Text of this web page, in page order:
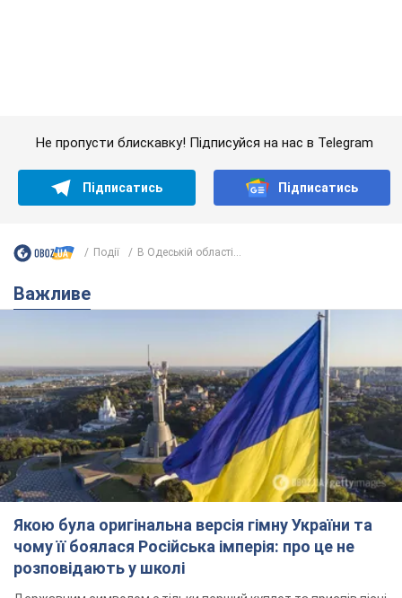
чому її боялася Російська імперія: про це не
Державним символом є тільки перший куплет та приспів пісні
3 години тому 14,2 т.
Олександру Пономарьову – 53: що
відомо про трьох дітей секс-
символа 90-х та який вигляд вони
мають
За розвитком кар'єри артист не забував про
особисте щастя
9 годин тому 8,3 т.